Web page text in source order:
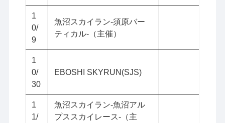
1
0/
9
魚沼スカイラン-須原バー
ティカル-（主催）
1
0/
30
EBOSHI SKYRUN(SJS)
1
1/
魚沼スカイラン-魚沼アル
プススカイレース-（主